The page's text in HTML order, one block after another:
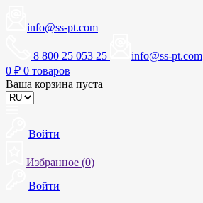
info@ss-pt.com
8 800 25 053 25
info@ss-pt.com
0 ₽ 0 товаров
Ваша корзина пуста
Войти
Избранное (0)
Войти